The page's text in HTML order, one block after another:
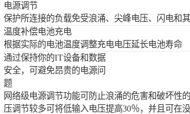
电源调节
保护所连接的负载免受浪涌、尖峰电压、闪电和
温度补偿电池充电
根据实际的电池温度调整充电电压延长电池寿命
通过保持你的IT设备和数据
安全，可避免昂贵的电源问
题
网络级电源调节功能可防止浪涌的危害和破坏性
压调节较多可将低输入电压提高30％，并且可在